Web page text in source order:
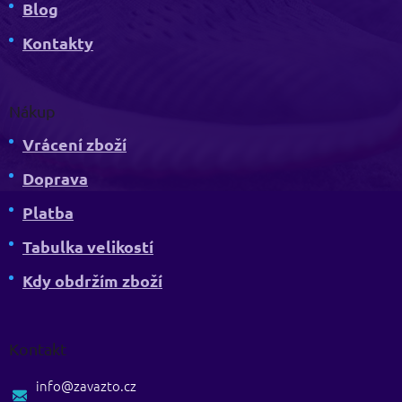
Blog
Kontakty
Nákup
Vrácení zboží
Doprava
Platba
Tabulka velikostí
Kdy obdržím zboží
Kontakt
info@zavazto.cz